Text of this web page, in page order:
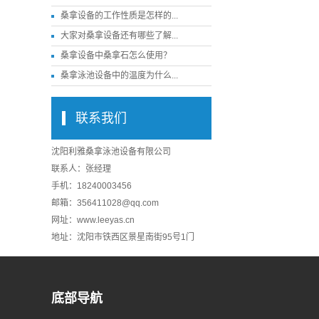
桑拿设备的工作性质是怎样的...
大家对桑拿设备还有哪些了解...
桑拿设备中桑拿石怎么使用？
桑拿泳池设备中的温度为什么...
联系我们
沈阳利雅桑拿泳池设备有限公司
联系人：张经理
手机：18240003456
邮箱：356411028@qq.com
网址：www.leeyas.cn
地址：沈阳市铁西区景星南街95号1门
底部导航